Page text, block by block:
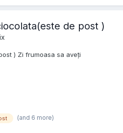
de post )
) Zi frumoasa sa aveți
(and 6 more)